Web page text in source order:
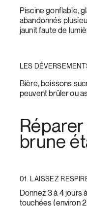
Piscine gonflable,
abandonnés
jaunit faute de
LES
Bière, boissons
peuvent brûler ou
brune
01. LAISSEZ
Donnez 3 à 4 jours
touchées (environ